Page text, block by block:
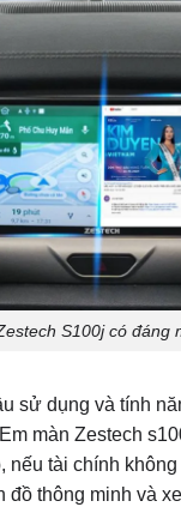
S100j có đáng
sử dụng và tính
màn Zestech
nếu tài chính
đồ thông minh và